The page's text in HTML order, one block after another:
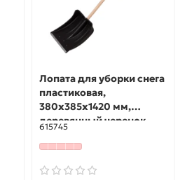
Лопата для уборки снега
пластиковая,
380х385х1420 мм,
деревянный черенок
615745